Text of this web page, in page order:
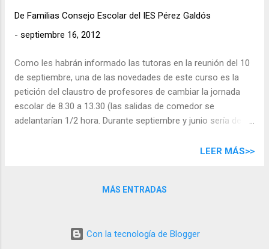
curso 2012/13. Implicación de las familias. Presupuesto
económico curso 2012/13 Ruegos y preguntas Les
Domínguez Perdomo Presidencia AMPA Las Palmas Centro
Las Palmas de Gran Canaria, a 18 de Septiembre del 2012
NOTAS Punto 2: NUEVO HOR...
De Familias Consejo Escolar del IES Pérez Galdós
- septiembre 16, 2012
Como les habrán informado las tutoras en la reunión del 10
de septiembre, una de las novedades de este curso es la
petición del claustro de profesores de cambiar la jornada
escolar de 8.30 a 13.30 (las salidas de comedor se
adelantarían 1/2 hora. Durante septiembre y junio sería de
hora). Estamos estudiando la normativa para comprobar
conveniencia, por improvisado, de un cambio tan importante
de que tendrán plaza en el comedor los niños y niñas que
LEER MÁS>>
MÁS ENTRADAS
Con la tecnología de Blogger